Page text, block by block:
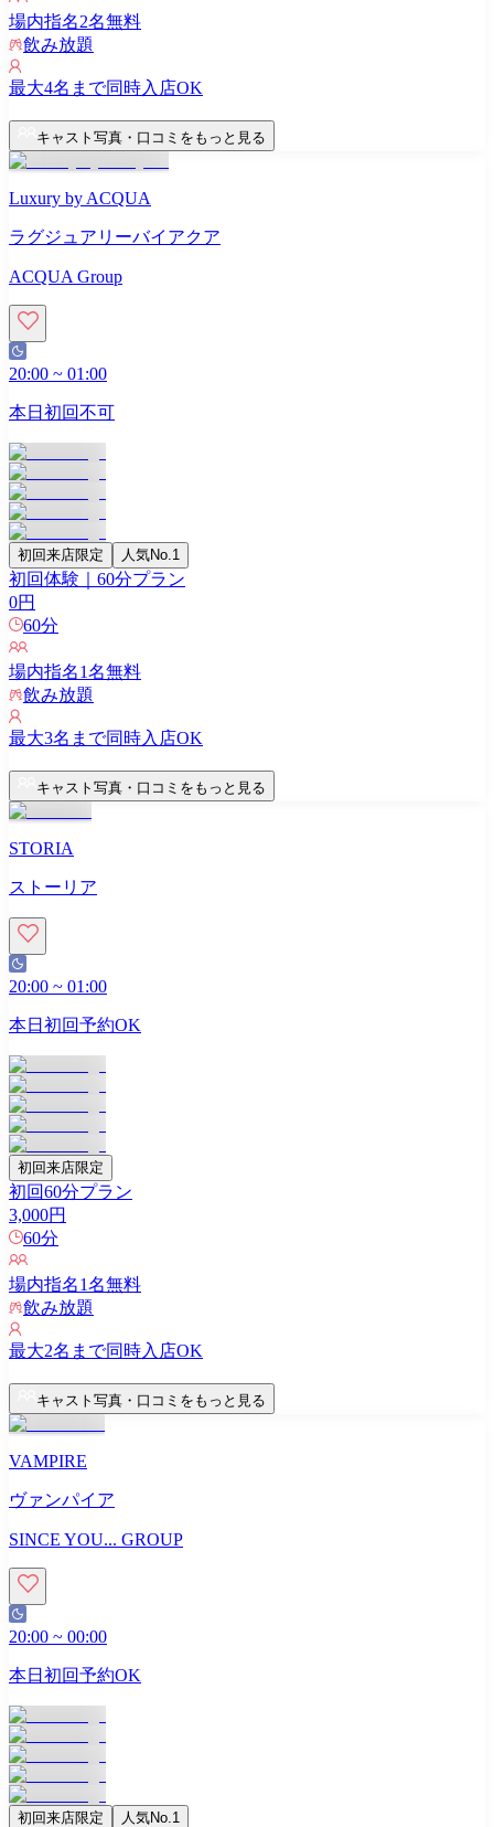
場内指名2名無料
飲み放題
最大4名まで同時入店OK
キャスト写真・口コミをもっと見る
Luxury by ACQUA
ラグジュアリーバイアクア
ACQUA Group
20:00 ~ 01:00
本日初回不可
初回来店限定 人気No.1
初回体験｜60分プラン
0円
60分
場内指名1名無料
飲み放題
最大3名まで同時入店OK
キャスト写真・口コミをもっと見る
STORIA
ストーリア
20:00 ~ 01:00
本日初回予約OK
初回来店限定
初回60分プラン
3,000円
60分
場内指名1名無料
飲み放題
最大2名まで同時入店OK
キャスト写真・口コミをもっと見る
VAMPIRE
ヴァンパイア
SINCE YOU... GROUP
20:00 ~ 00:00
本日初回予約OK
初回来店限定 人気No.1